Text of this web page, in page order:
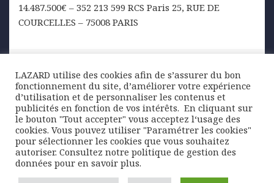
14.487.500€ – 352 213 599 RCS Paris 25, RUE DE
COURCELLES – 75008 PARIS
on
de la semaine
Tags
lingot,métaux précieux,or
Navigation
l’article
PREVIOUS
Previous
post:
Lettre du Fixed Income – Février 2026
NEXT
Next
Un contexte toujours porteur en Asie
LAZARD utilise des cookies afin de s’assurer du bon
fonctionnement du site, d’améliorer votre expérience
d’utilisation et de personnaliser les contenus et
publicités en fonction de vos intérêts. ​ En cliquant sur
le bouton "Tout accepter" vous acceptez l‘usage des
cookies. Vous pouvez utiliser "Paramétrer les cookies"
pour sélectionner les cookies que vous souhaitez
autoriser. Consultez notre politique de gestion des
données pour en savoir plus.